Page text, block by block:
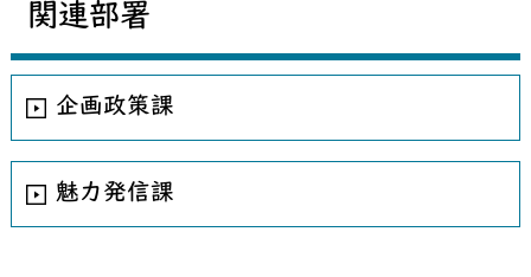
関連部署
企画政策課
魅力発信課